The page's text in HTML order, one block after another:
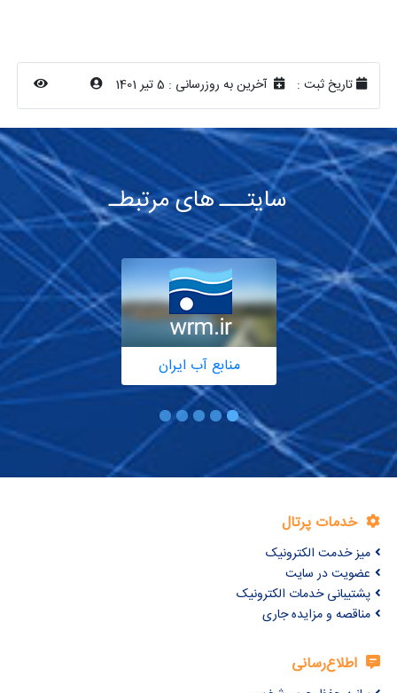
تاریخ ثبت : آخرین به روزرسانی : 5 تیر 1401
سایتـــ های مرتبطـ
منابع آب ایران
خدمات پرتال
میز خدمت الکترونیک
عضویت در سایت
پشتیبانی خدمات الکترونیک
مناقصه و مزایده جاری
اطلاع‌رسانی